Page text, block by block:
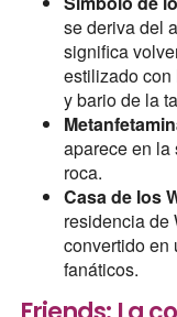
se deriva del
significa
estilizado con
y bario de la
aparece en la
roca.
Casa de los
residencia de
convertido en
fanáticos.